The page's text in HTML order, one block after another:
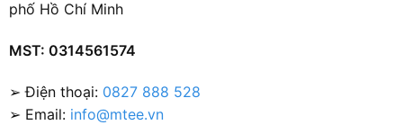
phố Hồ Chí Minh
MST: 0314561574
➢ Điện thoại: 0827 888 528
➢ Email: info@mtee.vn